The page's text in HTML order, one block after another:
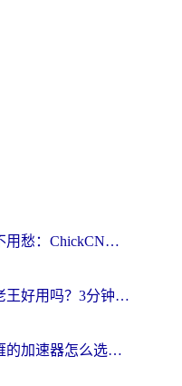
海外党选回国加速器不用愁：ChickCN和洞见哪个好？一篇搞定所有疑问
海外党必看：迅游和老王好用吗？3分钟选对加速国内网络的加速器
海外党必看：类似归雁的加速器怎么选？一篇搞定无缝访问国内资源